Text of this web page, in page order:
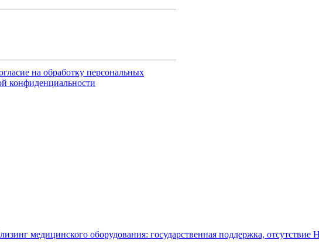
на обработку персональных
конфиденциальности
медицинского оборудования: государственная поддержка,